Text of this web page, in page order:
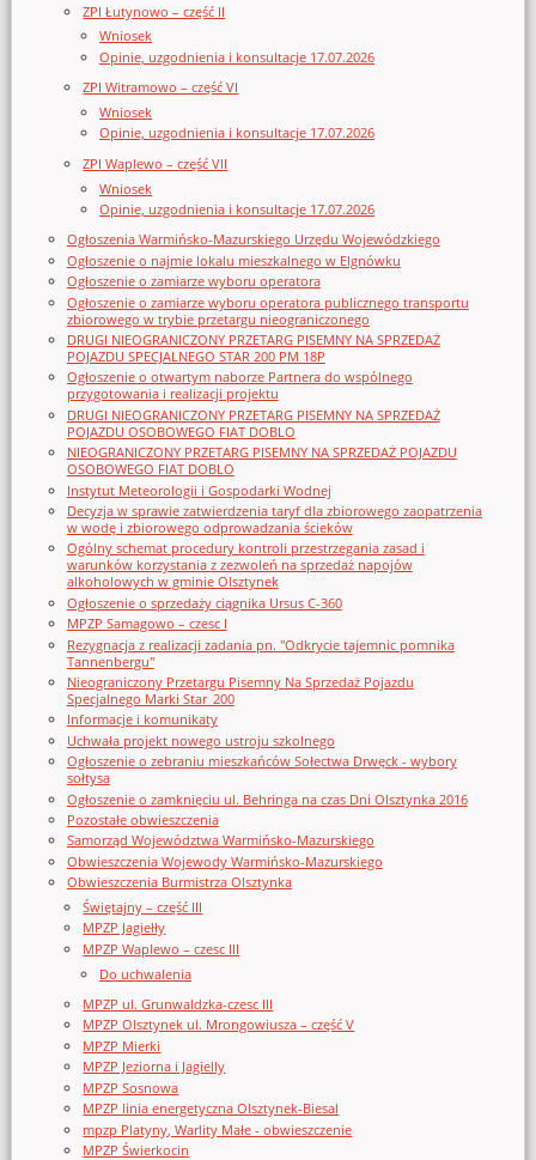
ZPI Łutynowo – część II
Wniosek
Opinie, uzgodnienia i konsultacje 17.07.2026
ZPI Witramowo – część VI
Wniosek
Opinie, uzgodnienia i konsultacje 17.07.2026
ZPI Waplewo – część VII
Wniosek
Opinie, uzgodnienia i konsultacje 17.07.2026
Ogłoszenia Warmińsko-Mazurskiego Urzędu Wojewódzkiego
Ogłoszenie o najmie lokalu mieszkalnego w Elgnówku
Ogłoszenie o zamiarze wyboru operatora
Ogłoszenie o zamiarze wyboru operatora publicznego transportu
zbiorowego w trybie przetargu nieograniczonego
DRUGI NIEOGRANICZONY PRZETARG PISEMNY NA SPRZEDAŻ
POJAZDU SPECJALNEGO STAR 200 PM 18P
Ogłoszenie o otwartym naborze Partnera do wspólnego
przygotowania i realizacji projektu
DRUGI NIEOGRANICZONY PRZETARG PISEMNY NA SPRZEDAŻ
POJAZDU OSOBOWEGO FIAT DOBLO
NIEOGRANICZONY PRZETARG PISEMNY NA SPRZEDAŻ POJAZDU
OSOBOWEGO FIAT DOBLO
Instytut Meteorologii i Gospodarki Wodnej
Decyzja w sprawie zatwierdzenia taryf dla zbiorowego zaopatrzenia
w wodę i zbiorowego odprowadzania ścieków
Ogólny schemat procedury kontroli przestrzegania zasad i
warunków korzystania z zezwoleń na sprzedaż napojów
alkoholowych w gminie Olsztynek
Ogłoszenie o sprzedaży ciągnika Ursus C-360
MPZP Samagowo – czesc I
Rezygnacja z realizacji zadania pn. "Odkrycie tajemnic pomnika
Tannenbergu"
Nieograniczony Przetargu Pisemny Na Sprzedaż Pojazdu
Specjalnego Marki Star_200
Informacje i komunikaty
Uchwała projekt nowego ustroju szkolnego
Ogłoszenie o zebraniu mieszkańców Sołectwa Drwęck - wybory
sołtysa
Ogłoszenie o zamknięciu ul. Behringa na czas Dni Olsztynka 2016
Pozostałe obwieszczenia
Samorząd Województwa Warmińsko-Mazurskiego
Obwieszczenia Wojewody Warmińsko-Mazurskiego
Obwieszczenia Burmistrza Olsztynka
Świętajny – część III
MPZP Jagiełły
MPZP Waplewo – czesc III
Do uchwalenia
MPZP ul. Grunwaldzka-czesc III
MPZP Olsztynek ul. Mrongowiusza – część V
MPZP Mierki
MPZP Jeziorna i Jagielly
MPZP Sosnowa
MPZP linia energetyczna Olsztynek-Biesal
mpzp Platyny, Warlity Małe - obwieszczenie
MPZP Świerkocin